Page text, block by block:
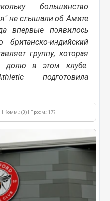
большинство
не слышали об Амите
впервые появилось
индийский
группу, которая
долю в этом клубе.
подготовила
| Комм.: (0) | Просм.: 177